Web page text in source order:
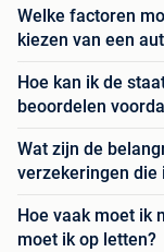
Welke factoren
kiezen van een
Hoe kan ik de
beoordelen
Wat zijn de
verzekeringen die
Hoe vaak moet ik
moet ik op letten?